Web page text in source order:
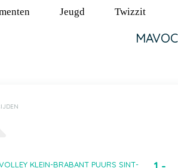
Jeugd Twizzit